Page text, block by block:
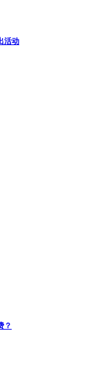
活动
？